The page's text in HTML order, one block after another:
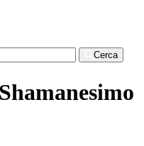
Cerca